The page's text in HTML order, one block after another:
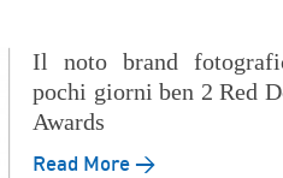
Il noto brand
pochi giorni ben 2 Red
Awards
Read More →